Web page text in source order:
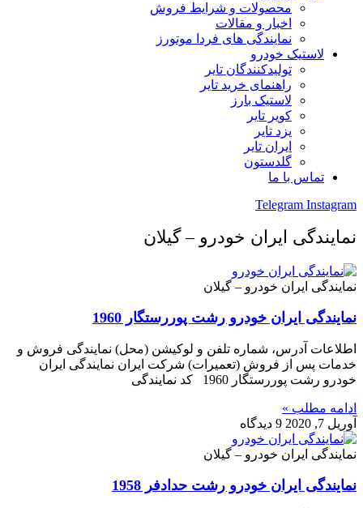
محصولات و شرایط فروش
اخبار و مقالات
نمایندگی های فردا موتورز
لاستیک خودرو
تولیدکنندگان تایر
راهنمای خرید تایر
لاستیک بارز
کویر تایر
یزد تایر
ایران تایر
گلدستون
تماس با ما
Telegram Instagram
نمایندگی ایران خودرو – گیلان
نمایندگی ایران خودرو – گیلان
نمایندگی ایران خودرو رشت پوررستگار 1960
اطلاعات آدرس، شماره تلفن و لوکیشن (محل) نمایندگی فروش و
خدمات پس از فروش (تعمیرات) شرکت ایران نمایندگی ایران
خودرو رشت پوررستگار 1960 کد نمایندگی
ادامه مطلب »
آوریل 7, 2020
9 دیدگاه
نمایندگی ایران خودرو – گیلان
نمایندگی ایران خودرو رشت حدادفر 1958